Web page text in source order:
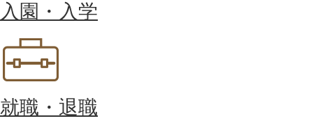
入園・入学
就職・退職